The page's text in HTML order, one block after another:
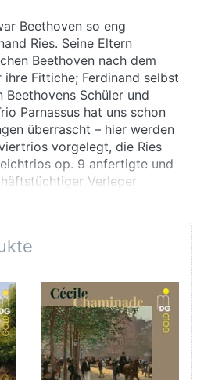
Beethoven so eng
Ries. Seine Eltern
Beethoven nach dem
Fittiche; Ferdinand selbst
Schüler und
Parnassus hat uns schon
überrascht – hier werden
vorgelegt, die Ries
op. 9 anfertigte und
Verleger
Opus Nr. 61
denn solche
absolut üblich – und Ries
ebenso virtuos, wie er
Lehrers vertraut war.
von der
gewesen sein – hatte